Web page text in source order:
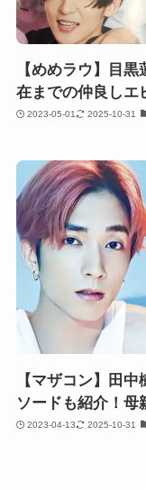
【めめラウ】目
在までの仲良しエ
2023-05-01 2025-10-31
【マザコン】田
ソードも紹介！母
2023-04-13 2025-10-31